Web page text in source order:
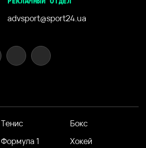
advsport@sport24.ua
Тенис
Бокс
Формула 1
Хокей